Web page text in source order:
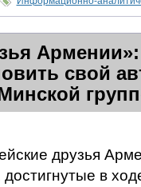
свой
друзья
в